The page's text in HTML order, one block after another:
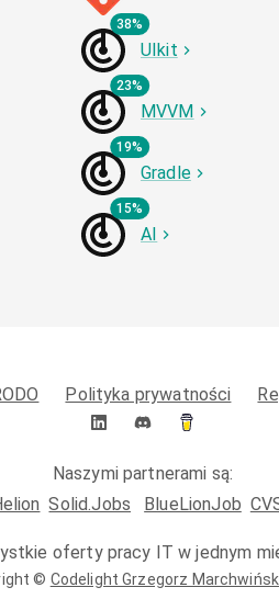
38%
UIkit
23%
MVVM
19%
Gradle
15%
AI
Polityka prywatności
Naszymi partnerami są:
Solid.Jobs BlueLionJob
oferty pracy IT w jednym
© Codelight Grzegorz